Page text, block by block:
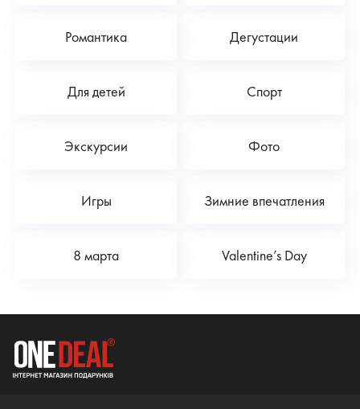
Романтика Дегустации
Для детей Спорт
Экскурсии Фото
Игры Зимние впечатления
8 марта Valentine’s Day